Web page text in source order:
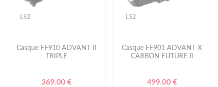
LS2
Casque FF910 ADVANT II
TRIPLE
369.00 €
LS2
Casque FF901 ADVANT X
CARBON FUTURE II
499.00 €